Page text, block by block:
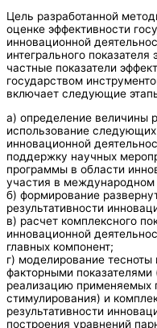
Цель разработанной
оценке эффективности
инновационной
интегрального
частные показатели
государством
включает следующие
а) определение величины
использование
инновационной
поддержку научных
программы в области
участия в международном
б) формирование
результативности
в) расчет комплексного
инновационной
главных компонент;
г) моделирование
факторными
реализацию применяемых
стимулирования) и
результативности
построения уравнений